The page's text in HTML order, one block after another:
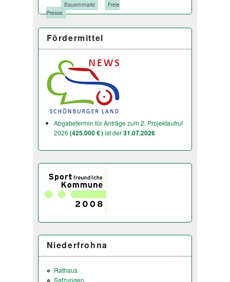
Bauernmarkt
Freie
Presse
Fördermittel
Abgabetermin für Anträge zum 2. Projektaufruf
2026 (425.000 € )ist der31.07.2026
Niederfrohna
Rathaus
Satzungen